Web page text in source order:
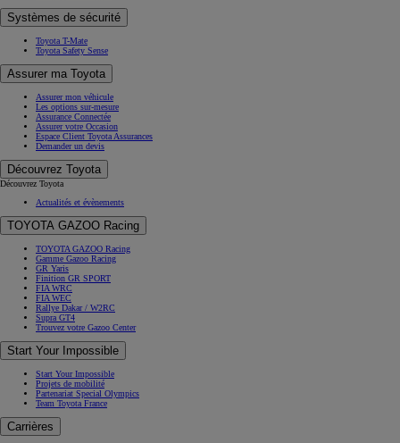
Systèmes de sécurité
Toyota T-Mate
Toyota Safety Sense
Assurer ma Toyota
Assurer mon véhicule
Les options sur-mesure
Assurance Connectée
Assurer votre Occasion
Espace Client Toyota Assurances
Demander un devis
Découvrez Toyota
Découvrez Toyota
Actualités et évènements
TOYOTA GAZOO Racing
TOYOTA GAZOO Racing
Gamme Gazoo Racing
GR Yaris
Finition GR SPORT
FIA WRC
FIA WEC
Rallye Dakar / W2RC
Supra GT4
Trouvez votre Gazoo Center
Start Your Impossible
Start Your Impossible
Projets de mobilité
Partenariat Special Olympics
Team Toyota France
Carrières